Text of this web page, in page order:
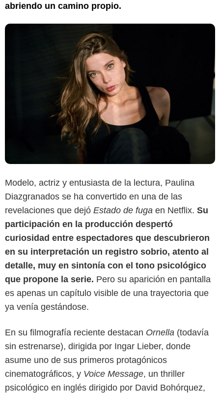
abriendo un camino propio.
Modelo, actriz y entusiasta de la lectura, Paulina
Diazgranados se ha convertido en una de las
revelaciones que dejó Estado de fuga en Netflix. Su
participación en la producción despertó
curiosidad entre espectadores que descubrieron
en su interpretación un registro sobrio, atento al
detalle, muy en sintonía con el tono psicológico
que propone la serie. Pero su aparición en pantalla
es apenas un capítulo visible de una trayectoria que
ya venía gestándose.
En su filmografía reciente destacan Ornella (todavía
sin estrenarse), dirigida por Ingar Lieber, donde
asume uno de sus primeros protagónicos
cinematográficos, y Voice Message, un thriller
psicológico en inglés dirigido por David Bohórquez,
Santa Barbara Films